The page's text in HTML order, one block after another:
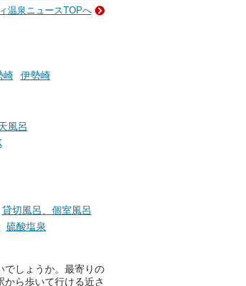
1日（土）～8月31
ることで、オリジナ
無料券などの特典と
館ではアロマロウリ
グースなど、サウナ
まらない多彩なイベ
葉倶楽部株式会社
温泉ニュースTOPへ
崎 伊勢崎
風呂
貸切風呂、個室風呂
硫酸塩泉
でしょうか。最寄りの
ら歩いて行ける近さ